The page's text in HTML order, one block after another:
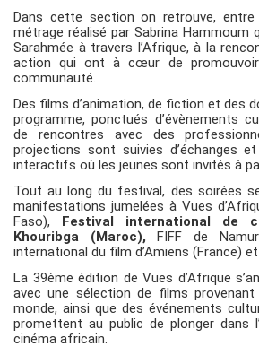
Dans cette section on retrouve,
métrage réalisé par Sabrina Hammoum
Sarahmée à travers l’Afrique, à la
action qui ont à cœur de
communauté.
Des films d’animation, de fiction et des
programme, ponctués d’évènements
de rencontres avec des
projections sont suivies d’échanges
interactifs où les jeunes sont invités à
Tout au long du festival, des soirées
manifestations jumelées à Vues
Faso), Festival international de
Khouribga (Maroc), FIFF de
international du film d’Amiens (France)
La 39ème édition de Vues d’Afrique
avec une sélection de films
monde, ainsi que des événements
promettent au public de plonger dans
cinéma africain.